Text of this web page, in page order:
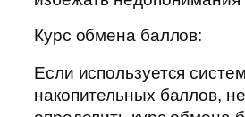
Курс обмена баллов:
Если используется
накопительных баллов,